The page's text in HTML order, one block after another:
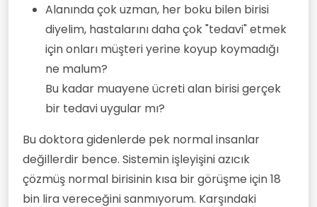
Alanında çok uzman, her boku bilen birisi
diyelim, hastalarını daha çok "tedavi" etmek
için onları müşteri yerine koyup koymadığı
ne malum?
Bu kadar muayene ücreti alan birisi gerçek
bir tedavi uygular mı?
Bu doktora gidenlerde pek normal insanlar
değillerdir bence. Sistemin işleyişini azıcık
çözmüş normal birisinin kısa bir görüşme için 18
bin lira vereceğini sanmıyorum. Karşındaki